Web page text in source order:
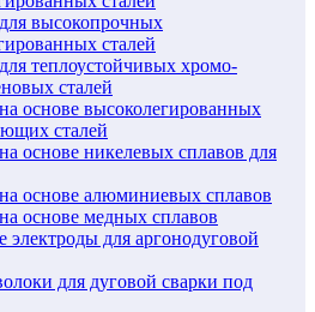
высокопрочных
сталей
теплоустойчивых хромо-
сталей
основе высоколегированных
сталей
основе никелевых сплавов для
основе алюминиевых сплавов
основе медных сплавов
для аргонодуговой
для дуговой сварки под